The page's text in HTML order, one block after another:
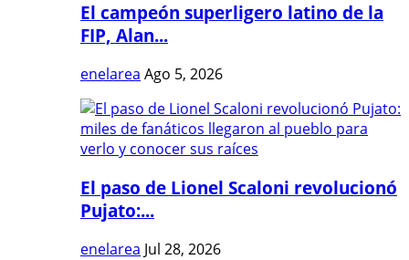
El campeón superligero latino de la
FIP, Alan...
enelarea Ago 5, 2026
El paso de Lionel Scaloni revolucionó
Pujato:...
enelarea Jul 28, 2026